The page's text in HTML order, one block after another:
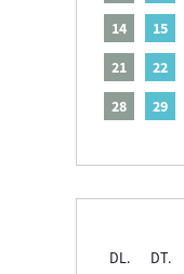
14
15
21
22
28
29
DL.
DT.